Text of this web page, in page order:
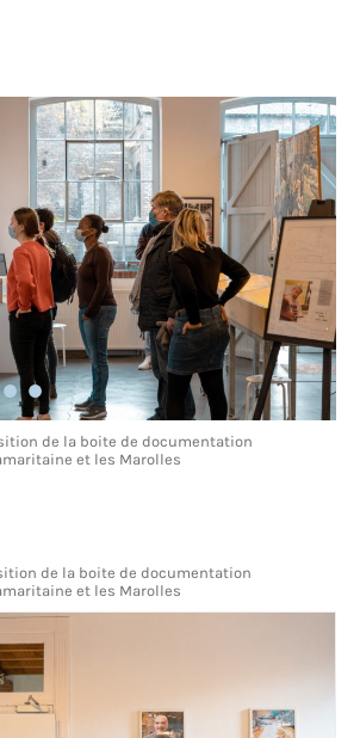
de la boite de documentation
et les Marolles
de la boite de documentation
et les Marolles